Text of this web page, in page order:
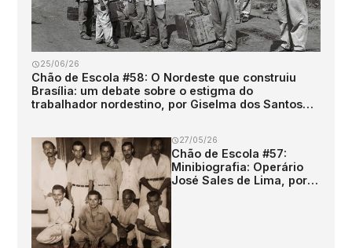
25/06/26
Chão de Escola #58: O Nordeste que construiu
Brasília: um debate sobre o estigma do
trabalhador nordestino, por Giselma dos Santos
27/05/26
Chão de Escola #57:
Minibiografia: Operário
José Sales de Lima, por